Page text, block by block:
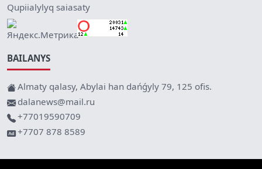
Qupiialylyq saiasaty
BAILANYS
Almaty qalasy, Abylai han dańǵyly 79, 125 ofis.
dalanews@mail.ru
+77019590709
+7707 878 8589